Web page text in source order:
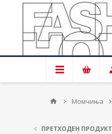
Момчиња
ПРЕТХОДЕН ПРОДУКТ